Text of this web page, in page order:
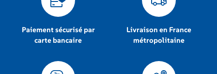
Paiement sécurisé par
carte bancaire
Livraison en France
métropolitaine